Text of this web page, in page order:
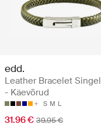
edd.
Leather Bracelet Singel
- Käevõrud
S M L
31.96 € 39.95 €